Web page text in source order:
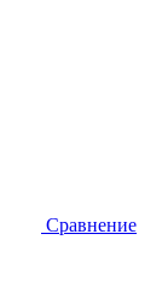
Сравнение